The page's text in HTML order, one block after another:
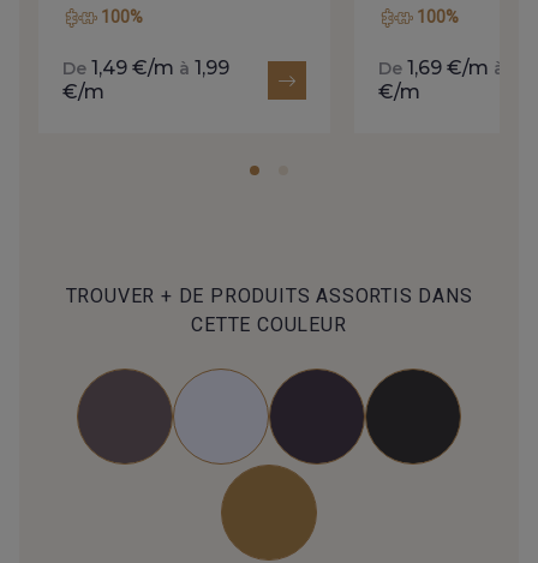
100%
De 1,49 €/m à 1,99
€/m
100%
De 1,69 €/m à
€/m
TROUVER + DE PRODUITS ASSORTIS DANS
CETTE COULEUR